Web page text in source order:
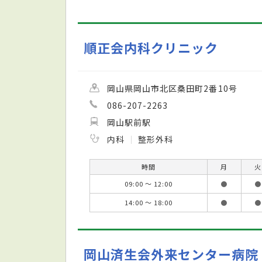
順正会内科クリニック
岡山県岡山市北区桑田町2番10号
086-207-2263
岡山駅前駅
内科
整形外科
時間 月 火
09:00 ～ 12:00
● ●
14:00 ～ 18:00
● ●
岡山済生会外来センター病院